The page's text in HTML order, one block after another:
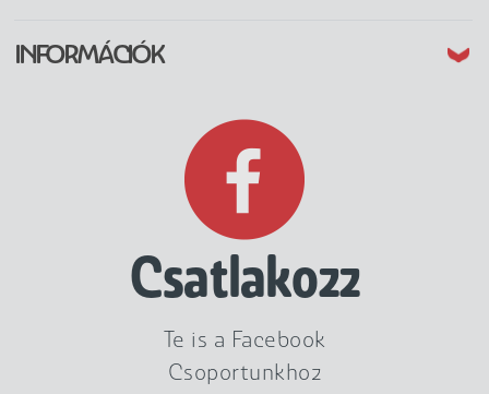
INFORMÁCIÓK(CURRENT)
Csatlakozz
Te is a Facebook
Csoportunkhoz